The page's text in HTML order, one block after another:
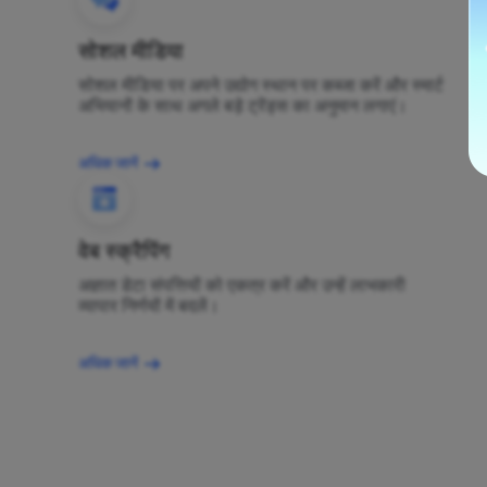
सोशल मीडिया
सोशल मीडिया पर अपने उद्योग स्थान पर कब्जा करें और स्मार्ट
अभियानों के साथ अगले बड़े ट्रेंड्स का अनुमान लगाएं।
अधिक जानें
वेब स्क्रैपिंग
अज्ञात डेटा संपत्तियों को एकत्र करें और उन्हें लाभकारी
व्यापार निर्णयों में बदलें।
अधिक जानें